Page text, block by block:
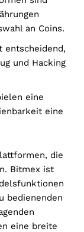
an Coins.
entscheidend,
und Hacking
eine
eine
die
Bitmex ist
bedienenden
eine breite